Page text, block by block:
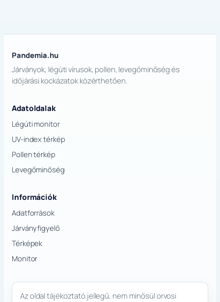
Pandemia.hu
Járványok, légúti vírusok, pollen, levegőminőség és
időjárási kockázatok közérthetően.
Adatoldalak
Légúti monitor
UV-index térkép
Pollen térkép
Levegőminőség
Információk
Adatforrások
Járványfigyelő
Térképek
Monitor
Az oldal tájékoztató jellegű, nem minősül orvosi